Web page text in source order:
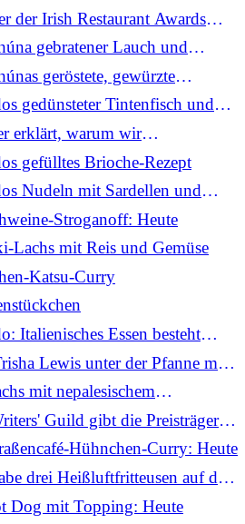
der Irish Restaurant Awards
gebratener Lauch und
frischem Salat und
geröstete, gewürzte
braunem Dillisk-Sodabrot
gedünsteter Tintenfisch und
erklärt, warum wir
und nicht Kalorien zählen
gefülltes Brioche-Rezept
Nudeln mit Sardellen und
Stroganoff: Heute
Lachs mit Reis und Gemüse
Katsu-Curry
Italienisches Essen besteht
und Bolognese
Lewis unter der Pfanne mit
anbraten
mit nepalesischem
Guild gibt die Preisträger
Hühnchen-Curry: Heute
drei Heißluftfritteusen auf die
Sie das nicht tun müssen
Dog mit Topping: Heute